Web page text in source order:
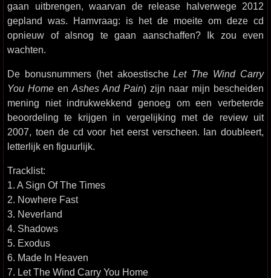
gaan uitbrengen, waarvan de release halverwege 2012
gepland was. Hamvraag: is het de moeite om deze cd
opnieuw of alsnog te gaan aanschaffen? Ik zou even
wachten.
De bonusnummers (het akoestischeLet The Wind Carry
You Home en Ashes And Pain) zijn naar mijn bescheiden
mening niet indrukwekkend genoeg om een verbeterde
beoordeling te krijgen in vergelijking met de review uit
2007, toen de cd voor het eerst verscheen. Ian doubleert,
letterlijk en figuurlijk.
Tracklist:
1. A Sign Of The Times
2. Nowhere Fast
3. Neverland
4. Shadows
5. Exodus
6. Made In Heaven
7. Let The Wind Carry You Home